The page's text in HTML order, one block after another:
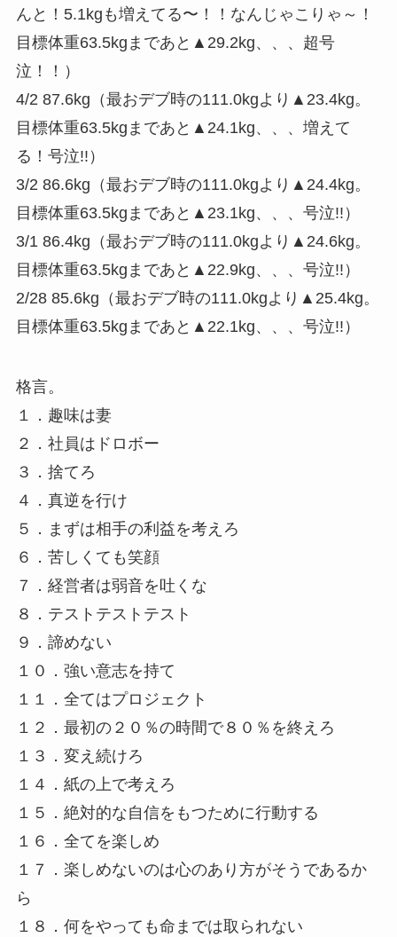
んと！5.1kgも増えてる〜！！なんじゃこりゃ～！
目標体重63.5kgまであと▲29.2kg、、、超号
泣！！）
4/2 87.6kg（最おデブ時の111.0kgより▲23.4kg。
目標体重63.5kgまであと▲24.1kg、、、増えて
る！号泣!!）
3/2 86.6kg（最おデブ時の111.0kgより▲24.4kg。
目標体重63.5kgまであと▲23.1kg、、、号泣!!）
3/1 86.4kg（最おデブ時の111.0kgより▲24.6kg。
目標体重63.5kgまであと▲22.9kg、、、号泣!!）
2/28 85.6kg（最おデブ時の111.0kgより▲25.4kg。
目標体重63.5kgまであと▲22.1kg、、、号泣!!）
格言。
１．趣味は妻
２．社員はドロボー
３．捨てろ
４．真逆を行け
５．まずは相手の利益を考えろ
６．苦しくても笑顔
７．経営者は弱音を吐くな
８．テストテストテスト
９．諦めない
１０．強い意志を持て
１１．全てはプロジェクト
１２．最初の２０％の時間で８０％を終えろ
１３．変え続けろ
１４．紙の上で考えろ
１５．絶対的な自信をもつために行動する
１６．全てを楽しめ
１７．楽しめないのは心のあり方がそうであるか
ら
１８．何をやっても命までは取られない